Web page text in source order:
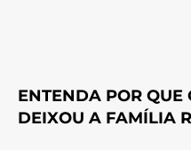
ENTENDA POR QUE
DEIXOU A FAMÍLIA